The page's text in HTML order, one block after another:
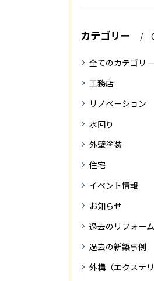
カテゴリー
全てのカテゴリー
工務店
リノベーション
水回り
外壁塗装
住宅
イベント情報
お知らせ
過去のリフォー
過去の新築事例
外構（エクステ